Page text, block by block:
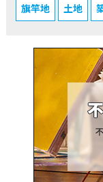
旗竿地 土地